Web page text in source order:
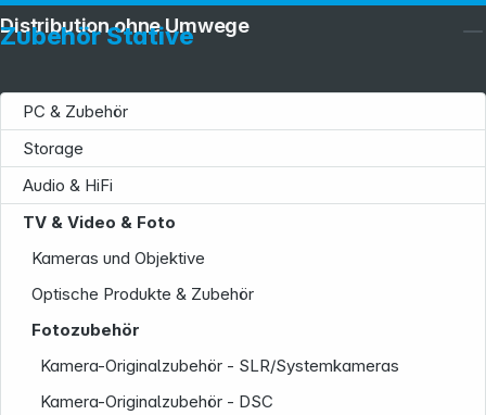
Zubehör Stative
PC & Zubehör
Storage
Audio & HiFi
TV & Video & Foto
Kameras und Objektive
Optische Produkte & Zubehör
Fotozubehör
Kamera-Originalzubehör - SLR/Systemkameras
Kamera-Originalzubehör - DSC
Distribution ohne Umwege